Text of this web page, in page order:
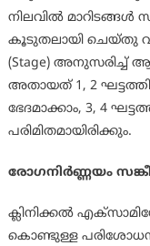
നിലവില്‍ മാറിടങ്ങള്‍
കൂടുതലായി ചെയ്തു
(Stage) അനുസരിച്ച്
അതായത് 1, 2
ഭേദമാക്കാം, 3, 4
പരിമിതമായിരിക്കും.
രോഗനിര്‍ണ്ണയം
ക്ലിനിക്കല്‍
കൊണ്ടുള്ള പരിശോധന